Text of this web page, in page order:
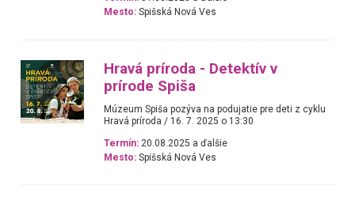
Mesto: Spišská Nová Ves
Hravá príroda - Detektív v
prírode Spiša
Múzeum Spiša pozýva na podujatie pre deti z cyklu
Hravá príroda / 16. 7. 2025 o 13:30
Termín: 20.08.2025 a ďalšie
Mesto: Spišská Nová Ves